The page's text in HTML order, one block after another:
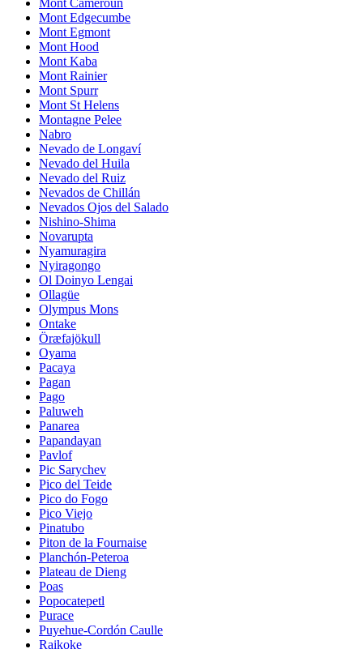
Mont Cameroun
Mont Edgecumbe
Mont Egmont
Mont Hood
Mont Kaba
Mont Rainier
Mont Spurr
Mont St Helens
Montagne Pelee
Nabro
Nevado de Longaví
Nevado del Huila
Nevado del Ruiz
Nevados de Chillán
Nevados Ojos del Salado
Nishino-Shima
Novarupta
Nyamuragira
Nyiragongo
Ol Doinyo Lengai
Ollagüe
Olympus Mons
Ontake
Öræfajökull
Oyama
Pacaya
Pagan
Pago
Paluweh
Panarea
Papandayan
Pavlof
Pic Sarychev
Pico del Teide
Pico do Fogo
Pico Viejo
Pinatubo
Piton de la Fournaise
Planchón-Peteroa
Plateau de Dieng
Poas
Popocatepetl
Purace
Puyehue-Cordón Caulle
Raikoke